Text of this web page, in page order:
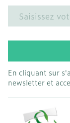
Adresse mail
En cliquant sur
newsletter et